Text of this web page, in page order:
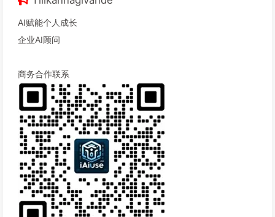
AI赋能个人成长
企业AI顾问
商务合作联系